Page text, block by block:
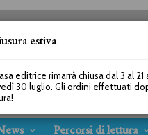
Percorsi di lettura
estiva
editrice rimarrà chiusa dal 3 al
30 luglio. Gli ordini effettuati